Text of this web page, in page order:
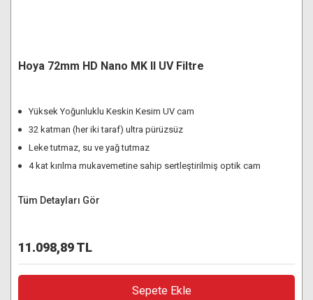
Hoya 72mm HD Nano MK II UV Filtre
Yüksek Yoğunluklu Keskin Kesim UV cam
32 katman (her iki taraf) ultra pürüzsüz
Leke tutmaz, su ve yağ tutmaz
4 kat kırılma mukavemetine sahip sertleştirilmiş optik cam
Tüm Detayları Gör
11.098,89 TL
Sepete Ekle